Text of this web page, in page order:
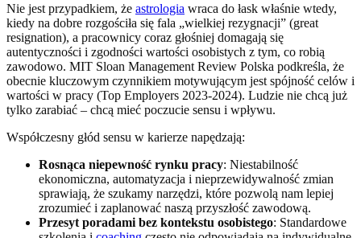
Nie jest przypadkiem, że astrologia wraca do łask właśnie wtedy,
kiedy na dobre rozgościła się fala „wielkiej rezygnacji” (great
resignation), a pracownicy coraz głośniej domagają się
autentyczności i zgodności wartości osobistych z tym, co robią
zawodowo. MIT Sloan Management Review Polska podkreśla, że
obecnie kluczowym czynnikiem motywującym jest spójność celów i
wartości w pracy (Top Employers 2023-2024). Ludzie nie chcą już
tylko zarabiać – chcą mieć poczucie sensu i wpływu.
Współczesny głód sensu w karierze napędzają:
Rosnąca niepewność rynku pracy: Niestabilność
ekonomiczna, automatyzacja i nieprzewidywalność zmian
sprawiają, że szukamy narzędzi, które pozwolą nam lepiej
zrozumieć i zaplanować naszą przyszłość zawodową.
Przesyt poradami bez kontekstu osobistego: Standardowe